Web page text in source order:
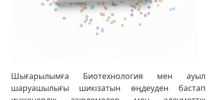
Шығарылымға Биотехнология мен ауыл
шаруашылығы шикізатын өңдеуден бастап